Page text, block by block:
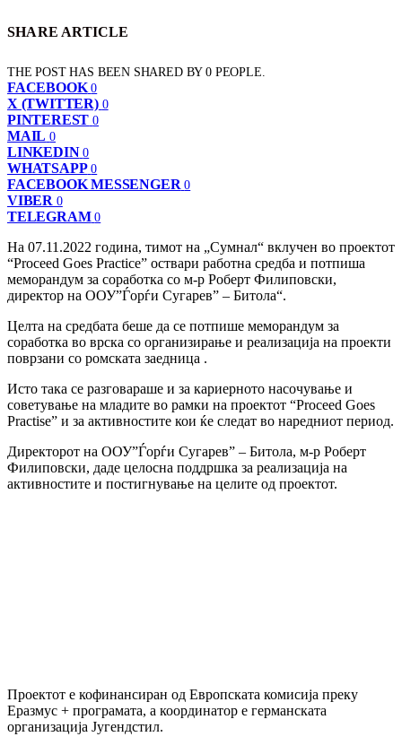
SHARE ARTICLE
THE POST HAS BEEN SHARED BY0 PEOPLE.
FACEBOOK 0
X (TWITTER) 0
PINTEREST 0
MAIL 0
LINKEDIN 0
WHATSAPP 0
FACEBOOK MESSENGER 0
VIBER 0
TELEGRAM 0
На 07.11.2022 година, тимот на „Сумнал“ вклучен во проектот
“Proceed Goes Practice” оствари работна средба и потпиша
меморандум за соработка со м-р Роберт Филиповски,
директор на ООУ”Ѓорѓи Сугарев” – Битола“.
Целта на средбата беше да се потпише меморандум за
соработка во врска со организирање и реализација на проекти
поврзани со ромската заедница .
Исто така се разговараше и за кариерното насочување и
советување на младите во рамки на проектот “Proceed Goes
Practise” и за активностите кои ќе следат во наредниот период.
Директорот на ООУ”Ѓорѓи Сугарев” – Битола, м-р Роберт
Филиповски, даде целосна поддршка за реализација на
активностите и постигнување на целите од проектот.
Проектот е кофинансиран од Европската комисија преку
Еразмус + програмата, а координатор е германската
организација Југендстил.